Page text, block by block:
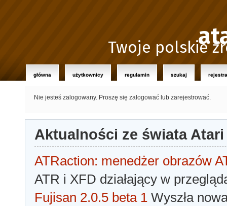
Twoje polskie
główna użytkownicy regulamin szukaj
Nie jesteś zalogowany. Proszę się zalogować lub zarejestrować.
Aktualności ze świata Atari
ATRaction: menedżer obrazów
ATR i XFD działający w
Fujisan 2.0.5 beta 1 Wyszła